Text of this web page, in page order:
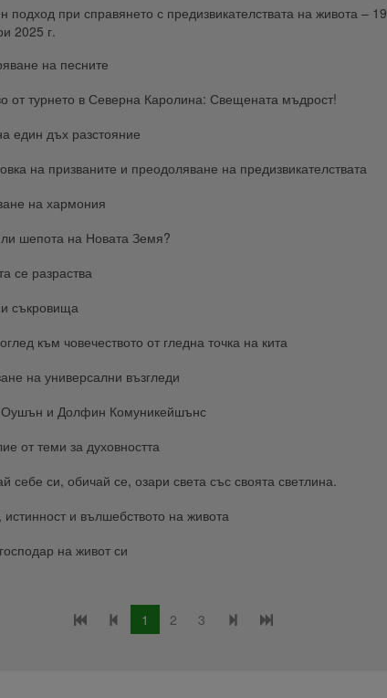
подход при справянето с предизвикателствата на живота – 19
2025 г.
на песните
от турнето в Северна Каролина: Свещената мъдрост!
един дъх разстояние
на призваните и преодоляване на предизвикателствата
на хармония
шепота на Новата Земя?
се разраства
съкровища
към човечеството от гледна точка на кита
на универсални възгледи
и Долфин Комуникейшънс
от теми за духовността
себе си, обичай се, озари света със своята светлина.
и вълшебството на живота
на живот си
1 2 3